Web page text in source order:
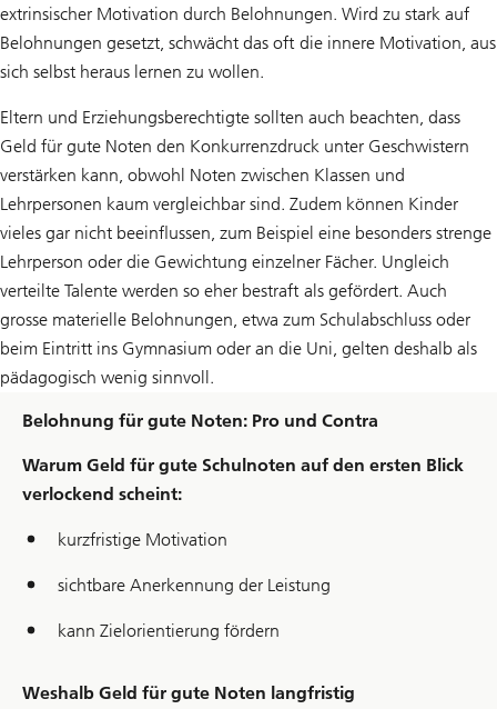
extrinsischer Motivation durch Belohnungen. Wird zu stark auf
Belohnungen gesetzt, schwächt das oft die innere Motivation, aus
sich selbst heraus lernen zu wollen.
Eltern und Erziehungsberechtigte sollten auch beachten, dass
Geld für gute Noten den Konkurrenzdruck unter Geschwistern
verstärken kann, obwohl Noten zwischen Klassen und
Lehrpersonen kaum vergleichbar sind. Zudem können Kinder
vieles gar nicht beeinflussen, zum Beispiel eine besonders strenge
Lehrperson oder die Gewichtung einzelner Fächer. Ungleich
verteilte Talente werden so eher bestraft als gefördert. Auch
grosse materielle Belohnungen, etwa zum Schulabschluss oder
beim Eintritt ins Gymnasium oder an die Uni, gelten deshalb als
pädagogisch wenig sinnvoll.
Belohnung für gute Noten: Pro und Contra
Warum Geld für gute Schulnoten auf den ersten Blick
verlockend scheint:
kurzfristige Motivation
sichtbare Anerkennung der Leistung
kann Zielorientierung fördern
Weshalb Geld für gute Noten langfristig